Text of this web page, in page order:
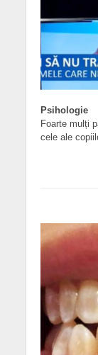
Psihologie
Foarte mulți
cele ale